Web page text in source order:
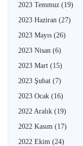
2023 Temmuz (19)
2023 Haziran (27)
2023 Mayıs (26)
2023 Nisan (6)
2023 Mart (15)
2023 Şubat (7)
2023 Ocak (16)
2022 Aralık (19)
2022 Kasım (17)
2022 Ekim (24)